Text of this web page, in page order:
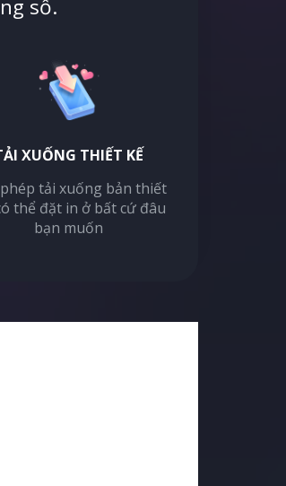
số.
XUỐNG THIẾT KẾ
tải xuống bản thiết
thể đặt in ở bất cứ đâu
bạn muốn